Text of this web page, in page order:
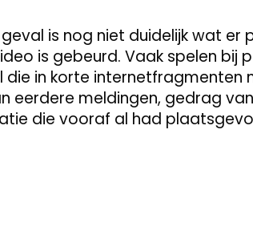
is nog niet duidelijk wat
is gebeurd. Vaak spelen bij
in korte internetfragmenten
eerdere meldingen, gedrag
die vooraf al had